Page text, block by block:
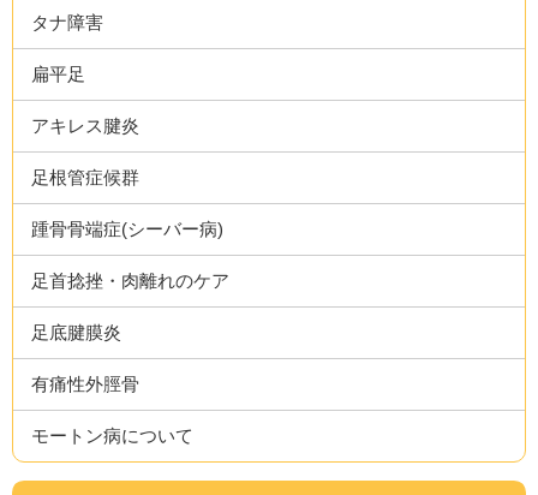
タナ障害
扁平足
アキレス腱炎
足根管症候群
踵骨骨端症(シーバー病)
足首捻挫・肉離れのケア
足底腱膜炎
有痛性外脛骨
モートン病について